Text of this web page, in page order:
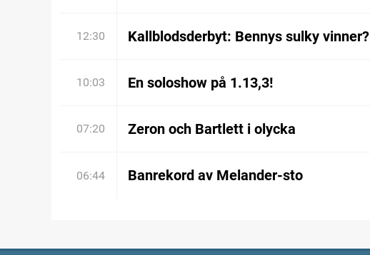
12:30 Kallblodsderbyt: Bennys sulky vinner?
10:03 En soloshow på 1.13,3!
07:20 Zeron och Bartlett i olycka
06:44 Banrekord av Melander-sto